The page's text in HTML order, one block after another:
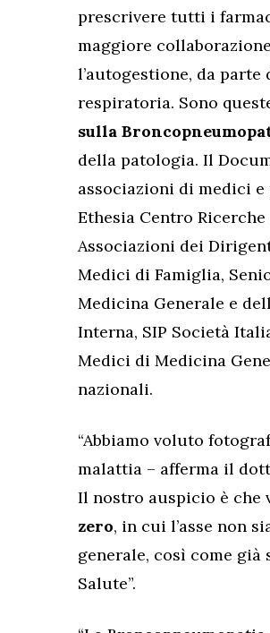
prescrivere tutti i
maggiore
l’autogestione, da
respiratoria. Sono
sulla
della patologia. Il
associazioni di medici e
Ethesia Centro
Associazioni dei
Medici di Famiglia,
Medicina Generale e
Interna, SIP Società
Medici di Medicina
nazionali.
“Abbiamo voluto
malattia – afferma il
Il nostro auspicio è che
zero, in cui l’asse non
generale, così come
Salute”.